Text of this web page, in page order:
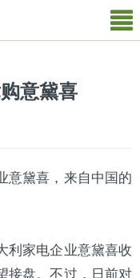
意黛喜
黛喜，来自中国的
家电企业意黛喜收
接盘。不过，日前对